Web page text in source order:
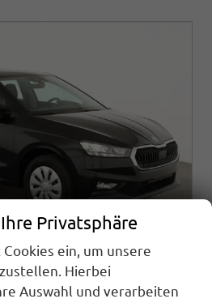
Privatsphäre
ein, um unsere
Hierbei
Auswahl und verarbeiten